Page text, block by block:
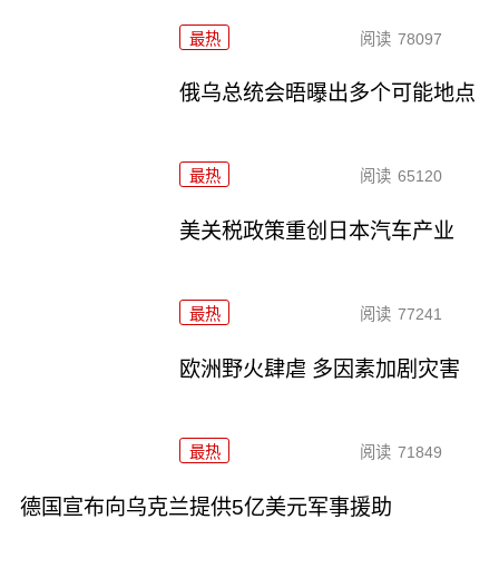
最热 阅读 78097
俄乌总统会晤曝出多个可能地点
最热 阅读 65120
美关税政策重创日本汽车产业
最热 阅读 77241
欧洲野火肆虐 多因素加剧灾害
最热 阅读 71849
德国宣布向乌克兰提供5亿美元军事援助